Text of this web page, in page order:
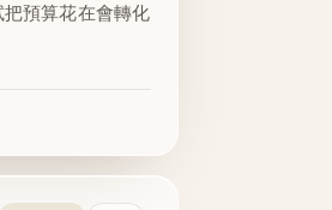
預算花在會轉化